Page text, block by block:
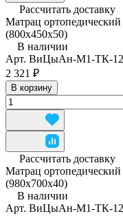
Рассчитать доставку
Матрац
(800x450x50)
В наличии
Арт. ВиЦыАн-М1-ТК-
2 321 ₽
В корзину
Рассчитать доставку
Матрац
(980x700x40)
В наличии
Арт. ВиЦыАн-М1-ТК-